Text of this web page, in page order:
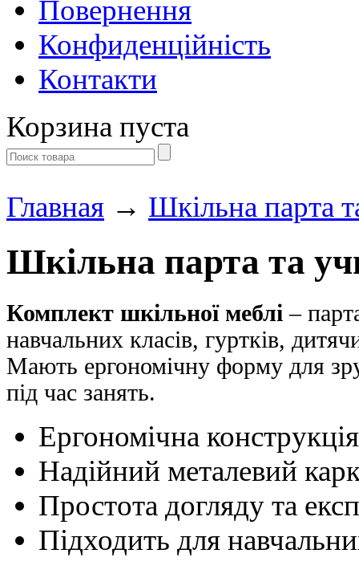
Повернення
Конфиденційність
Контакти
Корзина пуста
Главная → Шкільна парта
Шкільна парта та
Комплект шкільної меблі –
навчальних класів, гуртків,
Мають ергономічну форму для
під час занять.
Ергономічна
Надійний металевий
Простота догляду та
Підходить для